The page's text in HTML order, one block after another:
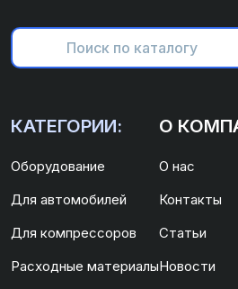
КАТЕГОРИИ:
Оборудование
Для автомобилей
Для компрессоров
Расходные материалы
О
О нас
Контакты
Статьи
Новости